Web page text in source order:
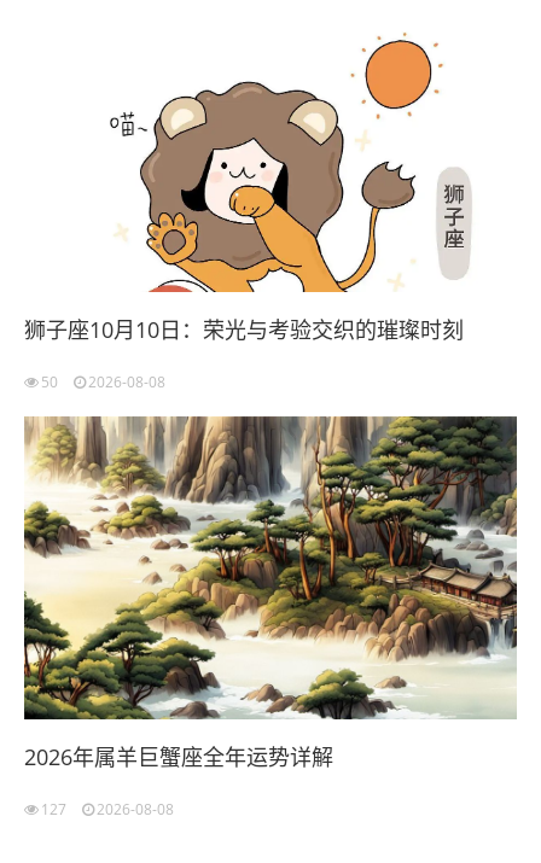
狮子座10月10日：荣光与考验交织的璀璨时刻
50 2026-08-08
2026年属羊巨蟹座全年运势详解
127 2026-08-08